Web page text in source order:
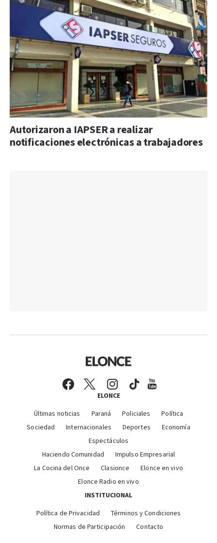
Autorizaron a IAPSER a realizar
notificaciones electrónicas a trabajadores
ELONCE
Últimas noticias Paraná Policiales
Política
Sociedad
Internacionales Deportes
Economía
Espectáculos
Haciendo Comunidad
Impulso Empresarial
La Cocina del Once
Clasionce
Elonce en vivo
Elonce Radio en vivo
INSTITUCIONAL
Política de Privacidad
Términos y Condiciones
Normas de Participación
Contacto